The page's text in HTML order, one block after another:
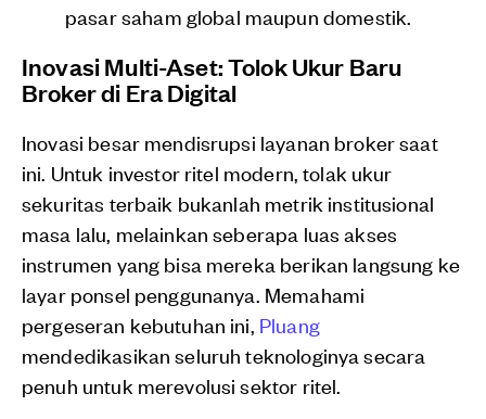
pasar saham global maupun domestik.
Inovasi Multi-Aset: Tolok Ukur Baru
Broker di Era Digital
Inovasi besar mendisrupsi layanan broker saat
ini. Untuk investor ritel modern, tolak ukur
sekuritas terbaik bukanlah metrik institusional
masa lalu, melainkan seberapa luas akses
instrumen yang bisa mereka berikan langsung ke
layar ponsel penggunanya. Memahami
pergeseran kebutuhan ini, Pluang
mendedikasikan seluruh teknologinya secara
penuh untuk merevolusi sektor ritel.